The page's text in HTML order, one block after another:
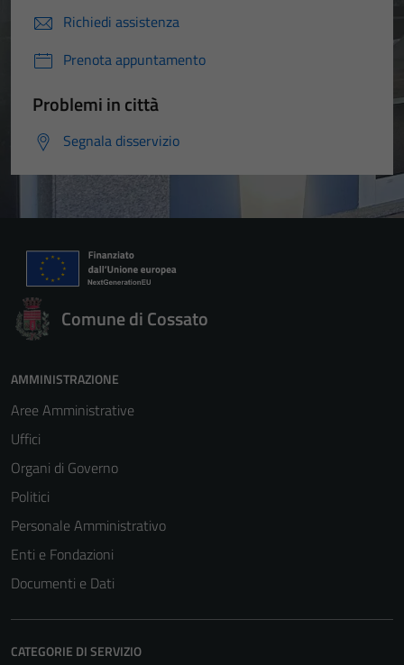
Richiedi assistenza
Prenota appuntamento
Problemi in città
Segnala disservizio
Comune di Cossato
AMMINISTRAZIONE
Aree Amministrative
Uffici
Organi di Governo
Politici
Personale Amministrativo
Enti e Fondazioni
Documenti e Dati
CATEGORIE DI SERVIZIO